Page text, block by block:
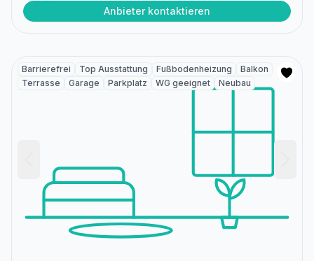
Anbieter kontaktieren
Barrierefrei Top Ausstattung Fußbodenheizung
Balkon
Terrasse
Garage Parkplatz WG geeignet Neubau